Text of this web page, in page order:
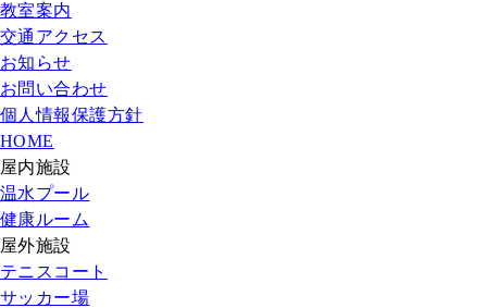
教室案内
交通アクセス
お知らせ
お問い合わせ
個人情報保護方針
HOME
屋内施設
温水プール
健康ルーム
屋外施設
テニスコート
サッカー場